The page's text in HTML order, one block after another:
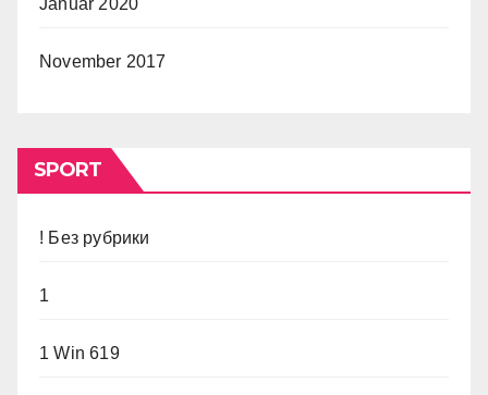
November 2017
SPORT
! Без рубрики
1
1 Win 619